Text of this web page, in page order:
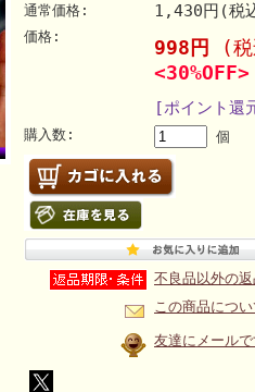
通常価格: 1,430円(税
価格: 998円
(
<30%OFF>
[ポイント還
購入数: 個
不良品以外の
この商品につ
友達にメール